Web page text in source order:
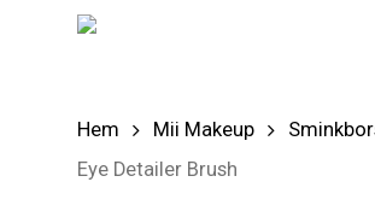
Hem Mii Makeup
Eye Detailer Brush